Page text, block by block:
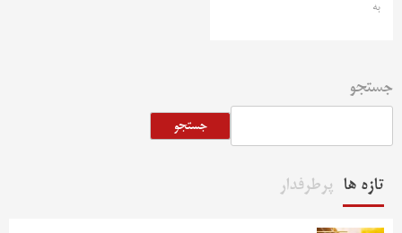
به
جستجو
جستجو
تازه ها پرطرفدار